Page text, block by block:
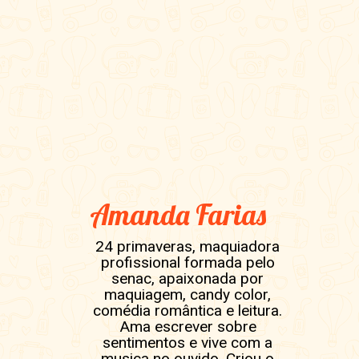
Amanda Farias
24 primaveras, maquiadora
profissional formada pelo
senac, apaixonada por
maquiagem, candy color,
comédia romântica e leitura.
Ama escrever sobre
sentimentos e vive com a